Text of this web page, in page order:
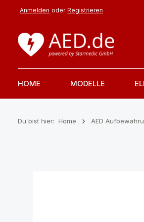
Hauptinhalt springen
Zur Suche springen
Zur Hauptnavigation springen
Anmelden oder Registrieren
HOME MODELLE
Du bist hier: Home AED